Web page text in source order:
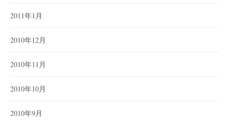
2011年1月
2010年12月
2010年11月
2010年10月
2010年9月